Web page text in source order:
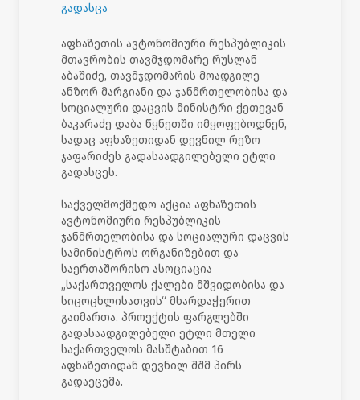
გადასცა
აფხაზეთის ავტონომიური რესპუბლიკის
მთავრობის თავმჯდომარე რუსლან
აბაშიძე, თავმჯდომარის მოადგილე
ანზორ მარგიანი და ჯანმრთელობისა და
სოციალური დაცვის მინისტრი ქეთევან
ბაკარაძე დაბა წყნეთში იმყოფებოდნენ,
სადაც აფხაზეთიდან დევნილ რეზო
ჯაფარიძეს გადასაადგილებელი ეტლი
გადასცეს.
საქველმოქმედო აქცია აფხაზეთის
ავტონომიური რესპუბლიკის
ჯანმრთელობისა და სოციალური დაცვის
სამინისტროს ორგანიზებით და
საერთაშორისო ასოციაცია
„საქართველოს ქალები მშვიდობისა და
სიცოცხლისათვის“ მხარდაჭერით
გაიმართა. პროექტის ფარგლებში
გადასაადგილებელი ეტლი მთელი
საქართველოს მასშტაბით 16
აფხაზეთიდან დევნილ შშმ პირს
გადაეცემა.